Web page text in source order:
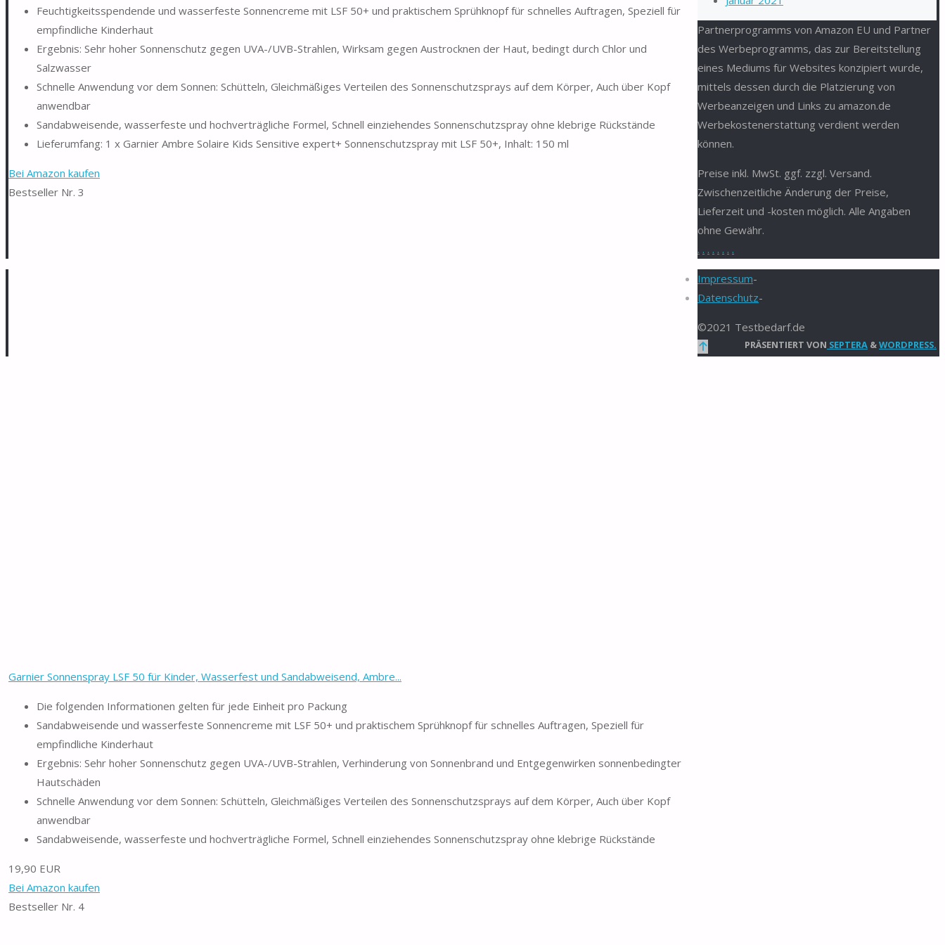
Feuchtigkeitsspendende und wasserfeste Sonnencreme mit LSF 50+ und praktischem Sprühknopf für schnelles Auftragen, Speziell für
empfindliche Kinderhaut
Ergebnis: Sehr hoher Sonnenschutz gegen UVA-/UVB-Strahlen, Wirksam gegen Austrocknen der Haut, bedingt durch Chlor und
Salzwasser
Schnelle Anwendung vor dem Sonnen: Schütteln, Gleichmäßiges Verteilen des Sonnenschutzsprays auf dem Körper, Auch über Kopf
anwendbar
Sandabweisende, wasserfeste und hochverträgliche Formel, Schnell einziehendes Sonnenschutzspray ohne klebrige Rückstände
Lieferumfang: 1 x Garnier Ambre Solaire Kids Sensitive expert+ Sonnenschutzspray mit LSF 50+, Inhalt: 150 ml
Bei Amazon kaufen
Bestseller Nr. 3
Garnier Sonnenspray LSF 50 für Kinder, Wasserfest und Sandabweisend, Ambre...
Die folgenden Informationen gelten für jede Einheit pro Packung
Sandabweisende und wasserfeste Sonnencreme mit LSF 50+ und praktischem Sprühknopf für schnelles Auftragen, Speziell für
empfindliche Kinderhaut
Ergebnis: Sehr hoher Sonnenschutz gegen UVA-/UVB-Strahlen, Verhinderung von Sonnenbrand und Entgegenwirken sonnenbedingter
Hautschäden
Schnelle Anwendung vor dem Sonnen: Schütteln, Gleichmäßiges Verteilen des Sonnenschutzsprays auf dem Körper, Auch über Kopf
anwendbar
Sandabweisende, wasserfeste und hochverträgliche Formel, Schnell einziehendes Sonnenschutzspray ohne klebrige Rückstände
19,90 EUR
Bei Amazon kaufen
Bestseller Nr. 4
Partnerprogramms von Amazon EU und Partner
des Werbeprogramms, das zur Bereitstellung
eines Mediums für Websites konzipiert wurde,
mittels dessen durch die Platzierung von
Werbeanzeigen und Links zu amazon.de
Werbekostenerstattung verdient werden
können.
Preise inkl. MwSt. ggf. zzgl. Versand.
Zwischenzeitliche Änderung der Preise,
Lieferzeit und -kosten möglich. Alle Angaben
ohne Gewähr.
. . . . . . . .
Impressum-
Datenschutz-
©2021 Testbedarf.de
PRÄSENTIERT VON SEPTERA &WORDPRESS.
Zurück